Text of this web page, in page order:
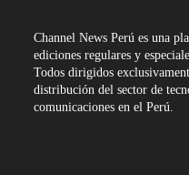
Channel News Perú es una
ediciones regulares y
Todos dirigidos
distribución del sector de
comunicaciones en el Perú.